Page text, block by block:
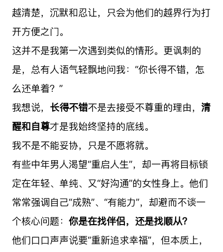
越清楚，沉默和忍让，只会为他们的越界行为打
开方便之门。
这并不是我第一次遇到类似的情形。更讽刺的
是，总有人语气轻飘地问我：“你长得不错，怎
么还单着？”
我想说， 长得不错不是去接受不尊重的理由， 清
醒和自尊才是我始终坚持的底线。
我不是不能妥协，只是不愿将就。
有些中年男人渴望“重启人生”，却一再将目标锁
定在年轻、单纯、又“好沟通”的女性身上。他们
常常强调自己“成熟”、“有能力”，却避而不谈一
个核心问题： 你是在找伴侣，还是找顺从？
他们口口声声说要“重新追求幸福”，但本质上，